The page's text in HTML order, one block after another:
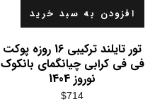
افزودن به سبد خرید
تور تایلند ترکیبی 16 روزه پوکت
فی فی کرابی چیانگمای بانکوک
نوروز 1404
$714